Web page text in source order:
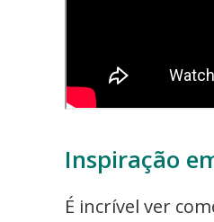
Inspiração
É incrível ver